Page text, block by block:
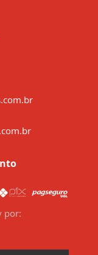
por: